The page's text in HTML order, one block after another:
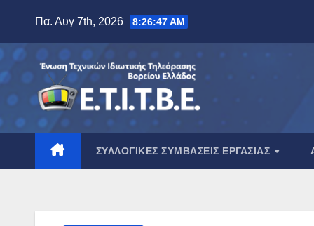
περιεχόμενο
Πα. Αυγ 7th, 2026 8:26:48 AM
ΣΥΛΛΟΓΙΚΈΣ ΣΥΜΒΆΣΕΙΣ ΕΡΓΑΣΊΑΣ